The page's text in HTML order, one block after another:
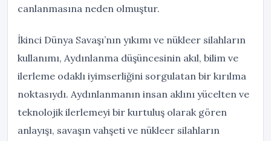
canlanmasına neden olmuştur.
İkinci Dünya Savaşı’nın yıkımı ve nükleer silahların
kullanımı, Aydınlanma düşüncesinin akıl, bilim ve
ilerleme odaklı iyimserliğini sorgulatan bir kırılma
noktasıydı. Aydınlanmanın insan aklını yücelten ve
teknolojik ilerlemeyi bir kurtuluş olarak gören
anlayışı, savaşın vahşeti ve nükleer silahların